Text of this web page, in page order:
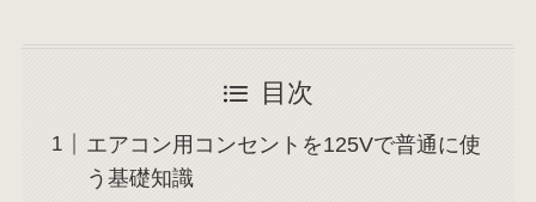
目次
エアコン用コンセントを125Vで普通に使
う基礎知識